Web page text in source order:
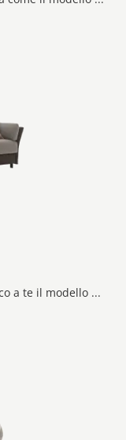
Salotti e divani con letto Ditre Italia: ecco a te il modello Kanaha 2|0 in tessuto per arricchire la zona giorno.